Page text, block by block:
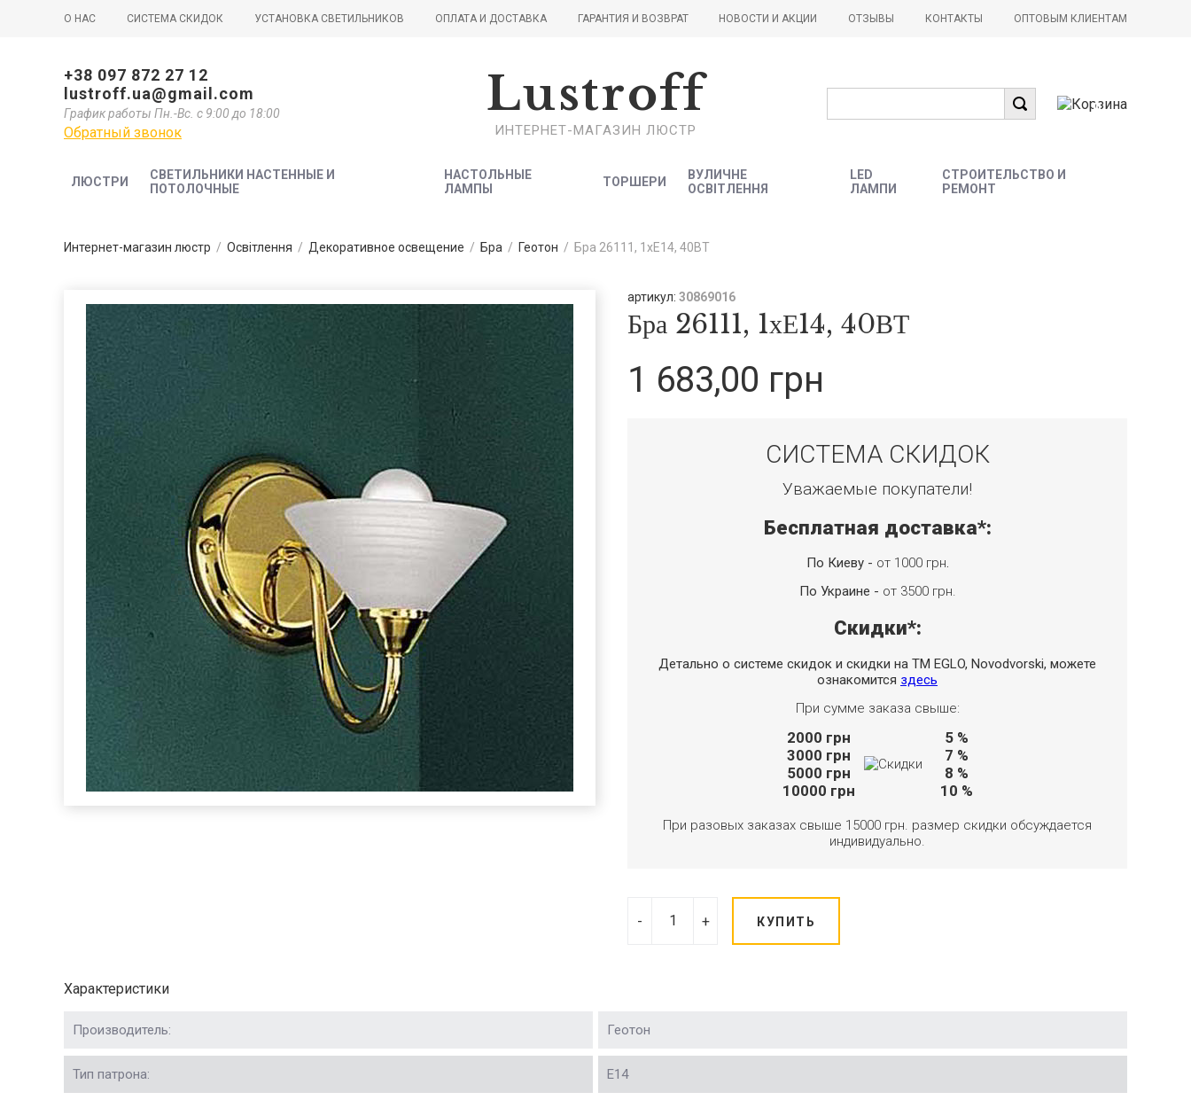
О НАС СИСТЕМА СКИДОК УСТАНОВКА СВЕТИЛЬНИКОВ ОПЛАТА И ДОСТАВКА ГАРАНТИЯ И ВОЗВРАТ НОВОСТИ И АКЦИИ ОТЗЫВЫ КОНТАКТЫ ОПТОВЫМ КЛИЕНТАМ
+38 097 872 27 12
lustroff.ua@gmail.com
График работы Пн.-Вс. с 9:00 до 18:00
Обратный звонок
Lustroff
ИНТЕРНЕТ-МАГАЗИН ЛЮСТР
0
ЛЮСТРИ
СВЕТИЛЬНИКИ НАСТЕННЫЕ И
ПОТОЛОЧНЫЕ
НАСТОЛЬНЫЕ
ЛАМПЫ
ТОРШЕРИ
ВУЛИЧНЕ
ОСВІТЛЕННЯ
LED
ЛАМПИ
СТРОИТЕЛЬСТВО И
РЕМОНТ
Интернет-магазин люстр / Освітлення / Декоративное освещение / Бра / Геотон / Бра 26111, 1хЕ14, 40ВТ
артикул: 30869016
Бра 26111, 1хЕ14, 40ВТ
1 683,00 грн
СИСТЕМА СКИДОК
Уважаемые покупатели!
Бесплатная доставка*:
По Киеву - от 1000 грн.
По Украине - от 3500 грн.
Скидки*:
Детально о системе скидок и скидки на TM EGLO, Novodvorski, можете
ознакомится здесь
При сумме заказа свыше:
2000 грн
3000 грн
5000 грн
10000 грн
5 %
7 %
8 %
10 %
При разовых заказах свыше 15000 грн. размер скидки обсуждается
индивидуально.
- + КУПИТЬ
Характеристики
Производитель: Геотон
Тип патрона: Е14